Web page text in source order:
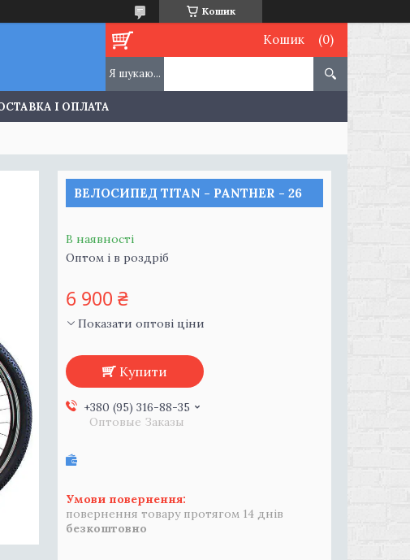
Кошик
Кошик
І ОПЛАТА
ВЕЛОСИПЕД TITAN - PANTHER - 26
В наявності
Оптом і в роздріб
6 900 ₴
Показати оптові ціни
Купити
+380 (95) 316-88-35
Оптовые Заказы
повернення товару протягом 14 днів
безкоштовно